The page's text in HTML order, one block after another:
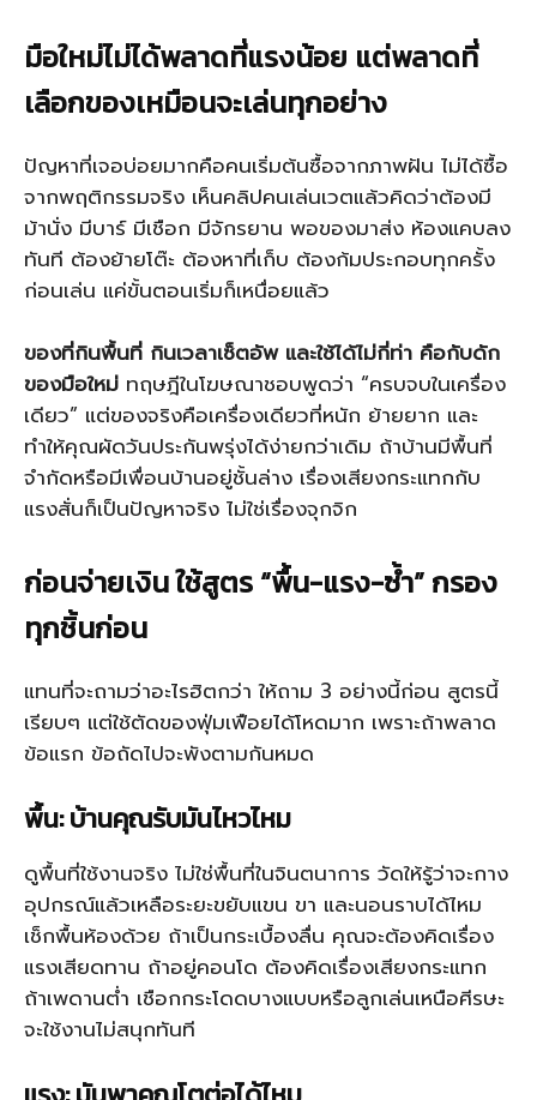
มือใหม่ไม่ได้พลาดที่แรงน้อย แต่พลาดที่
เลือกของเหมือนจะเล่นทุกอย่าง
ปัญหาที่เจอบ่อยมากคือคนเริ่มต้นซื้อจากภาพฝัน ไม่ได้ซื้อ
จากพฤติกรรมจริง เห็นคลิปคนเล่นเวตแล้วคิดว่าต้องมี
ม้านั่ง มีบาร์ มีเชือก มีจักรยาน พอของมาส่ง ห้องแคบลง
ทันที ต้องย้ายโต๊ะ ต้องหาที่เก็บ ต้องก้มประกอบทุกครั้ง
ก่อนเล่น แค่ขั้นตอนเริ่มก็เหนื่อยแล้ว
ของที่กินพื้นที่ กินเวลาเซ็ตอัพ และใช้ได้ไม่กี่ท่า คือกับดัก
ของมือใหม่ ทฤษฎีในโฆษณาชอบพูดว่า “ครบจบในเครื่อง
เดียว” แต่ของจริงคือเครื่องเดียวที่หนัก ย้ายยาก และ
ทำให้คุณผัดวันประกันพรุ่งได้ง่ายกว่าเดิม ถ้าบ้านมีพื้นที่
จำกัดหรือมีเพื่อนบ้านอยู่ชั้นล่าง เรื่องเสียงกระแทกกับ
แรงสั่นก็เป็นปัญหาจริง ไม่ใช่เรื่องจุกจิก
ก่อนจ่ายเงิน ใช้สูตร “พื้น-แรง-ซ้ำ” กรอง
ทุกชิ้นก่อน
แทนที่จะถามว่าอะไรฮิตกว่า ให้ถาม 3 อย่างนี้ก่อน สูตรนี้
เรียบๆ แต่ใช้ตัดของฟุ่มเฟือยได้โหดมาก เพราะถ้าพลาด
ข้อแรก ข้อถัดไปจะพังตามกันหมด
พื้น: บ้านคุณรับมันไหวไหม
ดูพื้นที่ใช้งานจริง ไม่ใช่พื้นที่ในจินตนาการ วัดให้รู้ว่าจะกาง
อุปกรณ์แล้วเหลือระยะขยับแขน ขา และนอนราบได้ไหม
เช็กพื้นห้องด้วย ถ้าเป็นกระเบื้องลื่น คุณจะต้องคิดเรื่อง
แรงเสียดทาน ถ้าอยู่คอนโด ต้องคิดเรื่องเสียงกระแทก
ถ้าเพดานต่ำ เชือกกระโดดบางแบบหรือลูกเล่นเหนือศีรษะ
จะใช้งานไม่สนุกทันที